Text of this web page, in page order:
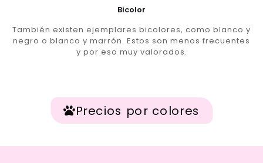
Bicolor
También existen ejemplares bicolores, como blanco y
negro o blanco y marrón. Estos son menos frecuentes
y por eso muy valorados.
Precios por colores